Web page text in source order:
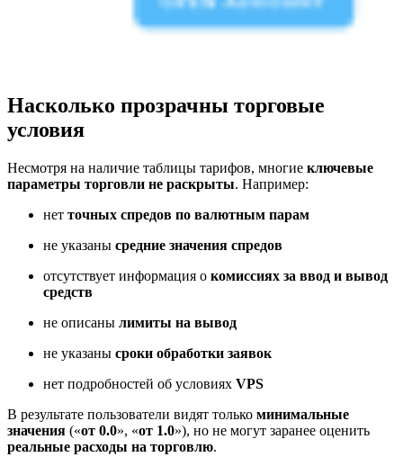
Насколько прозрачны торговые
условия
Несмотря на наличие таблицы тарифов, многие ключевые
параметры торговли не раскрыты. Например:
нет точных спредов по валютным парам
не указаны средние значения спредов
отсутствует информация о комиссиях за ввод и вывод
средств
не описаны лимиты на вывод
не указаны сроки обработки заявок
нет подробностей об условиях VPS
В результате пользователи видят только минимальные
значения («от 0.0», «от 1.0»), но не могут заранее оценить
реальные расходы на торговлю.